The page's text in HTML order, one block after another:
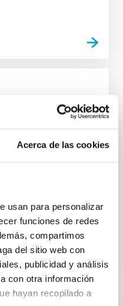
Acerca de las cookies
usan para personalizar
funciones de redes
compartimos
del sitio web con
publicidad y análisis
con otra información
hayan recopilado a
y mecánica de
de estructuras,